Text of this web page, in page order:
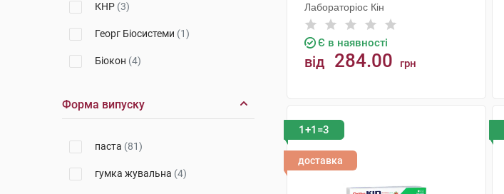
КНР (3)
Георг Біосистеми (1)
Біокон (4)
Квайссер Фарма
Джонсон і Джонсон
Форма випуску
паста (81)
гумка жувальна (4)
Лабораторіос Кін
Є в наявності
від 284.00 грн
1+1=3
доставка